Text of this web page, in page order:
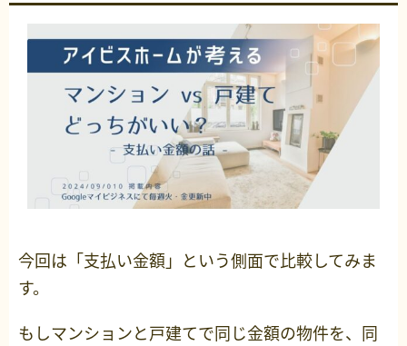
今回は「支払い金額」という側面で比較してみま
す。
もしマンションと戸建てで同じ金額の物件を、同